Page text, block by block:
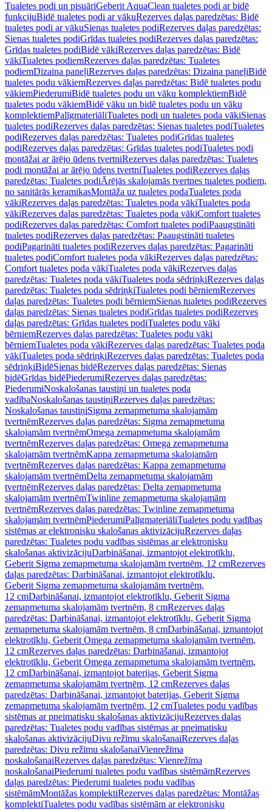
Tualetes podi un pisuāriGeberit AquaClean tualetes podi ar bidē
funkcijuBidē tualetes podi ar vākuRezerves daļas paredzētas: Bidē
tualetes podi ar vākuSienas tualetes podiRezerves daļas paredzētas:
Sienas tualetes podiGrīdas tualetes podiRezerves daļas paredzētas:
Grīdas tualetes podiBidē vākiRezerves daļas paredzētas: Bidē
vākiTualetes podiemRezerves daļas paredzētas: Tualetes
podiemDizaina paneļiRezerves daļas paredzētas: Dizaina paneļiBidē
tualetes podu vākiemRezerves daļas paredzētas: Bidē tualetes podu
vākiemPiederumiBidē tualetes podu un vāku komplektiemBidē
tualetes podu vākiemBidē vāku un bidē tualetes podu un vāku
komplektiemPalīgmateriāliTualetes podi un tualetes poda vākiSienas
tualetes podiRezerves daļas paredzētas: Sienas tualetes podiTualetes
podiRezerves daļas paredzētas: Tualetes podiGrīdas tualetes
podiRezerves daļas paredzētas: Grīdas tualetes podiTualetes podi
montāžai ar ārējo ūdens tvertniRezerves daļas paredzētas: Tualetes
podi montāžai ar ārējo ūdens tvertniTualetes podiRezerves daļas
paredzētas: Tualetes podiĀrējās skalojamās tvertnes tualetes podiem,
no sanitārās keramikasMontāža uz tualetes podaTualetes poda
vākiRezerves daļas paredzētas: Tualetes poda vākiTualetes poda
vākiRezerves daļas paredzētas: Tualetes poda vākiComfort tualetes
podiRezerves daļas paredzētas: Comfort tualetes podiPaaugstināti
tualetes podiRezerves daļas paredzētas: Paaugstināti tualetes
podiPagarināti tualetes podiRezerves daļas paredzētas: Pagarināti
tualetes podiComfort tualetes poda vākiRezerves daļas paredzētas:
Comfort tualetes poda vākiTualetes poda vākiRezerves daļas
paredzētas: Tualetes poda vākiTualetes poda sēdriņķiRezerves daļas
paredzētas: Tualetes poda sēdriņķiTualetes podi bērniemRezerves
daļas paredzētas: Tualetes podi bērniemSienas tualetes podiRezerves
daļas paredzētas: Sienas tualetes podiGrīdas tualetes podiRezerves
daļas paredzētas: Grīdas tualetes podiTualetes podu vāki
bērniemRezerves daļas paredzētas: Tualetes podu vāki
bērniemTualetes poda vākiRezerves daļas paredzētas: Tualetes poda
vākiTualetes poda sēdriņķiRezerves daļas paredzētas: Tualetes poda
sēdriņķiBidēSienas bidēRezerves daļas paredzētas: Sienas
bidēGrīdas bidēPiederumiRezerves daļas paredzētas:
PiederumiNoskalošanas taustiņi un tualetes poda
vadībaNoskalošanas taustiņiRezerves daļas paredzētas:
Noskalošanas taustiņiSigma zemapmetuma skalojamām
tvertnēmRezerves daļas paredzētas: Sigma zemapmetuma
skalojamām tvertnēmOmega zemapmetuma skalojamām
tvertnēmRezerves daļas paredzētas: Omega zemapmetuma
skalojamām tvertnēmKappa zemapmetuma skalojamām
tvertnēmRezerves daļas paredzētas: Kappa zemapmetuma
skalojamām tvertnēmDelta zemapmetuma skalojamām
tvertnēmRezerves daļas paredzētas: Delta zemapmetuma
skalojamām tvertnēmTwinline zemapmetuma skalojamām
tvertnēmRezerves daļas paredzētas: Twinline zemapmetuma
skalojamām tvertnēmPiederumiPalīgmateriāliTualetes podu vadības
sistēmas ar elektronisku skalošanas aktivizācijuRezerves daļas
paredzētas: Tualetes podu vadības sistēmas ar elektronisku
skalošanas aktivizācijuDarbināšanai, izmantojot elektrotīklu,
Geberit Sigma zemapmetuma skalojamām tvertnēm, 12 cmRezerves
daļas paredzētas: Darbināšanai, izmantojot elektrotīklu,
Geberit Sigma zemapmetuma skalojamām tvertnēm,
12 cmDarbināšanai, izmantojot elektrotīklu, Geberit Sigma
zemapmetuma skalojamām tvertnēm, 8 cmRezerves daļas
paredzētas: Darbināšanai, izmantojot elektrotīklu, Geberit Sigma
zemapmetuma skalojamām tvertnēm, 8 cmDarbināšanai, izmantojot
elektrotīklu, Geberit Omega zemapmetuma skalojamām tvertnēm,
12 cmRezerves daļas paredzētas: Darbināšanai, izmantojot
elektrotīklu, Geberit Omega zemapmetuma skalojamām tvertnēm,
12 cmDarbināšanai, izmantojot baterijas, Geberit Sigma
zemapmetuma skalojamām tvertnēm, 12 cmRezerves daļas
paredzētas: Darbināšanai, izmantojot baterijas, Geberit Sigma
zemapmetuma skalojamām tvertnēm, 12 cmTualetes podu vadības
sistēmas ar pneimatisku skalošanas aktivizācijuRezerves daļas
paredzētas: Tualetes podu vadības sistēmas ar pneimatisku
skalošanas aktivizācijuDivu režīmu skalošanaiRezerves daļas
paredzētas: Divu režīmu skalošanaiVienrežīma
noskalošanaiRezerves daļas paredzētas: Vienrežīma
noskalošanaiPiederumi tualetes podu vadības sistēmāmRezerves
daļas paredzētas: Piederumi tualetes podu vadības
sistēmāmMontāžas komplektiRezerves daļas paredzētas: Montāžas
komplektiTualetes podu vadības sistēmām ar elektronisku